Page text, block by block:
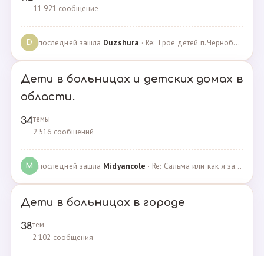
11 921 сообщение
D последней зашла Duzshura · Re: Трое детей п.Черноборский Чесменский район. · 27.06.2024
Дети в больницах и детских домах в
области.
34темы
2 516 сообщений
M последней зашла Midyancole · Re: Сальма или как я захотела помочь взросым сиротам · 16.12.2019
Дети в больницах в городе
38тем
2 102 сообщения